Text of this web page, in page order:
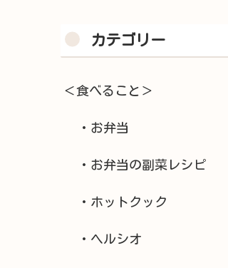
カテゴリー
＜食べること＞
・お弁当
・お弁当の副菜レシピ
・ホットクック
・ヘルシオ